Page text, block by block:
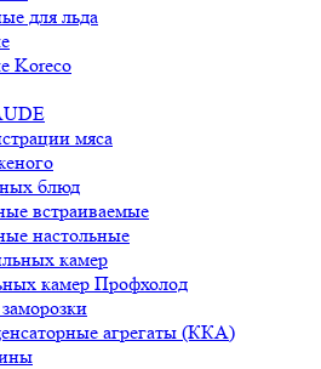
для льда
Koreco
мяса
блюд
встраиваемые
настольные
камер
камер Профхолод
агрегаты (ККА)